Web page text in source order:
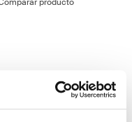
producto
22L Black
(selected)
Azul medio
22L Naranja polvoriento